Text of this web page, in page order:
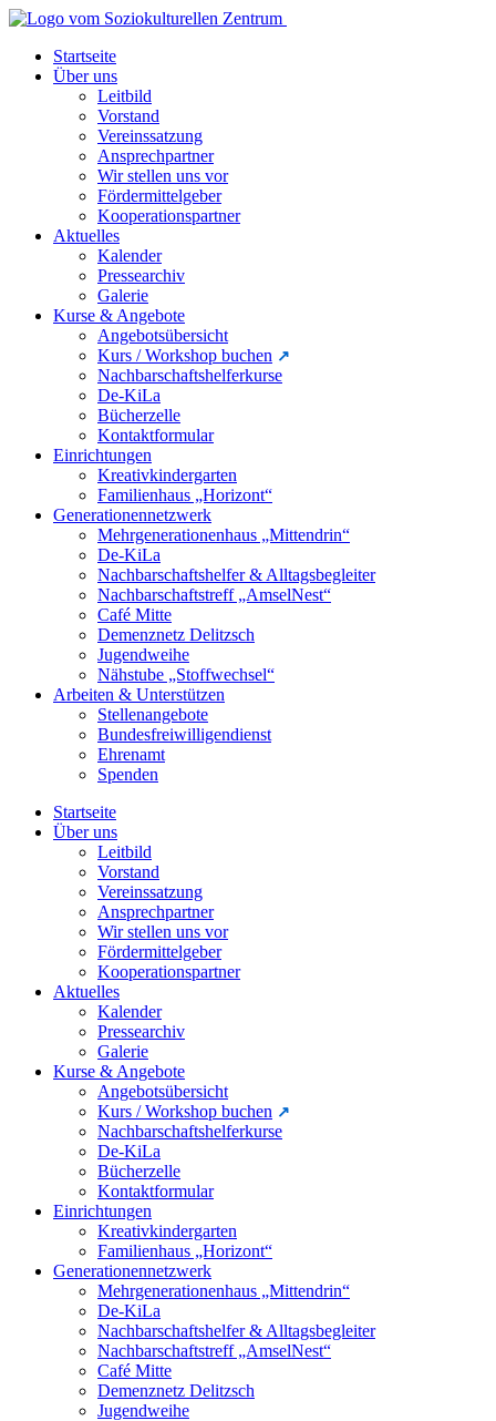
Startseite
Über uns
Leitbild
Vorstand
Vereinssatzung
Ansprechpartner
Wir stellen uns vor
Fördermittelgeber
Kooperationspartner
Aktuelles
Kalender
Pressearchiv
Galerie
Kurse & Angebote
Angebotsübersicht
Kurs / Workshop buchen
Nachbarschaftshelferkurse
De-KiLa
Bücherzelle
Kontaktformular
Einrichtungen
Kreativkindergarten
Familienhaus „Horizont“
Generationennetzwerk
Mehrgenerationenhaus „Mittendrin“
De-KiLa
Nachbarschaftshelfer & Alltagsbegleiter
Nachbarschaftstreff „AmselNest“
Café Mitte
Demenznetz Delitzsch
Jugendweihe
Nähstube „Stoffwechsel“
Arbeiten & Unterstützen
Stellenangebote
Bundesfreiwilligendienst
Ehrenamt
Spenden
Startseite
Über uns
Leitbild
Vorstand
Vereinssatzung
Ansprechpartner
Wir stellen uns vor
Fördermittelgeber
Kooperationspartner
Aktuelles
Kalender
Pressearchiv
Galerie
Kurse & Angebote
Angebotsübersicht
Kurs / Workshop buchen
Nachbarschaftshelferkurse
De-KiLa
Bücherzelle
Kontaktformular
Einrichtungen
Kreativkindergarten
Familienhaus „Horizont“
Generationennetzwerk
Mehrgenerationenhaus „Mittendrin“
De-KiLa
Nachbarschaftshelfer & Alltagsbegleiter
Nachbarschaftstreff „AmselNest“
Café Mitte
Demenznetz Delitzsch
Jugendweihe